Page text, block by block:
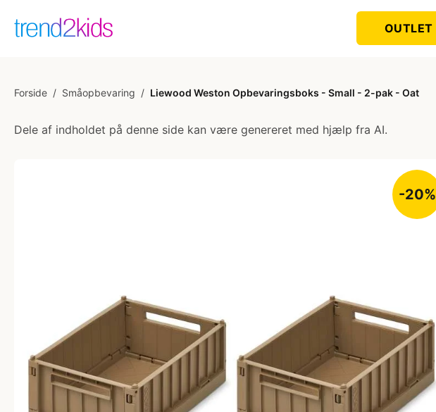
OUTLET
Forside / Småopbevaring / Liewood Weston Opbevaringsboks - Small - 2-pak - Oat
Dele af indholdet på denne side kan være genereret med hjælp fra AI.
-20%